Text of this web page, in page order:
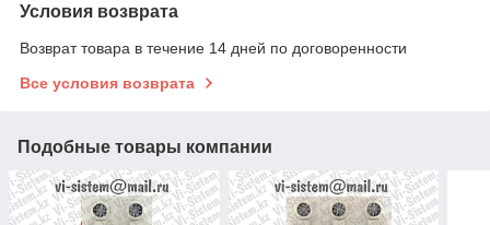
Условия возврата
Возврат товара в течение 14 дней по договоренности
Все условия возврата
Подобные товары компании